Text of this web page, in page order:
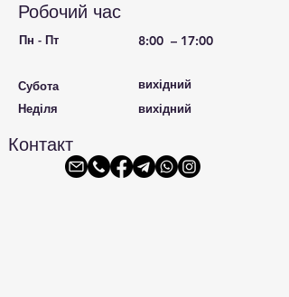
Робочий час
Пн - Пт 8:00 – 17:00
Субота
вихідний
Неділя
вихідний
Контакт